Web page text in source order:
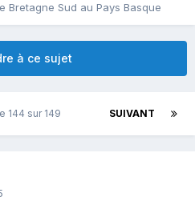
Bretagne Sud au Pays Basque
à ce sujet
SUIVANT
144 sur 149